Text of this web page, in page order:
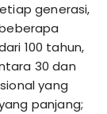
generasi,
100 tahun,
30 dan
yang
panjang;